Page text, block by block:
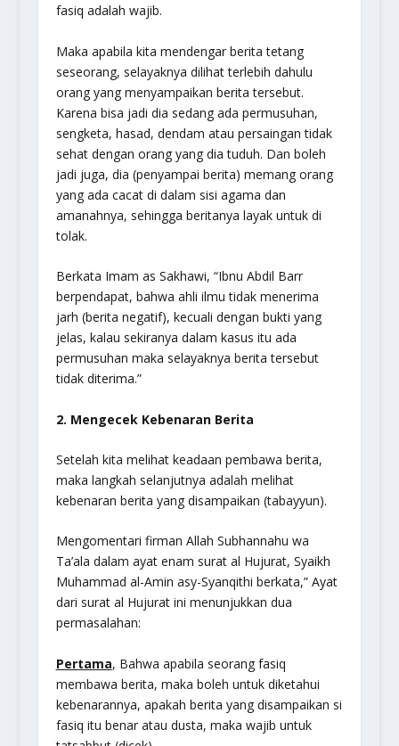
fasiq adalah wajib.
Maka apabila kita mendengar berita tetang
seseorang, selayaknya dilihat terlebih dahulu
orang yang menyampaikan berita tersebut.
Karena bisa jadi dia sedang ada permusuhan,
sengketa, hasad, dendam atau persaingan tidak
sehat dengan orang yang dia tuduh. Dan boleh
jadi juga, dia (penyampai berita) memang orang
yang ada cacat di dalam sisi agama dan
amanahnya, sehingga beritanya layak untuk di
tolak.
Berkata Imam as Sakhawi, “Ibnu Abdil Barr
berpendapat, bahwa ahli ilmu tidak menerima
jarh (berita negatif), kecuali dengan bukti yang
jelas, kalau sekiranya dalam kasus itu ada
permusuhan maka selayaknya berita tersebut
tidak diterima.”
2. Mengecek Kebenaran Berita
Setelah kita melihat keadaan pembawa berita,
maka langkah selanjutnya adalah melihat
kebenaran berita yang disampaikan (tabayyun).
Mengomentari firman Allah Subhannahu wa
Ta’ala dalam ayat enam surat al Hujurat, Syaikh
Muhammad al-Amin asy-Syanqithi berkata,” Ayat
dari surat al Hujurat ini menunjukkan dua
permasalahan:
Pertama, Bahwa apabila seorang fasiq
membawa berita, maka boleh untuk diketahui
kebenarannya, apakah berita yang disampaikan si
fasiq itu benar atau dusta, maka wajib untuk